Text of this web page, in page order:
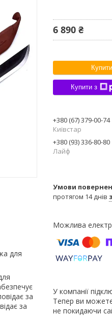
для
за
за
6 890 ₴
Купити
Купити з
+380 (67) 379-00-74
Київстар
+380 (93) 336-80-80
Лайф
протягом 14 днів
У компанії
Тепер ви
не покидаючи